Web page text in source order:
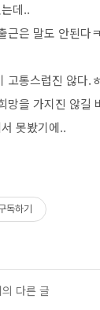
데..
근은 말도 안된다
고통스럽진 않다.
망을 가지진 않길
못봤기에..
독하기
다른 글